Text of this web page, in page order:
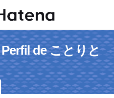
Perfil de ことりと